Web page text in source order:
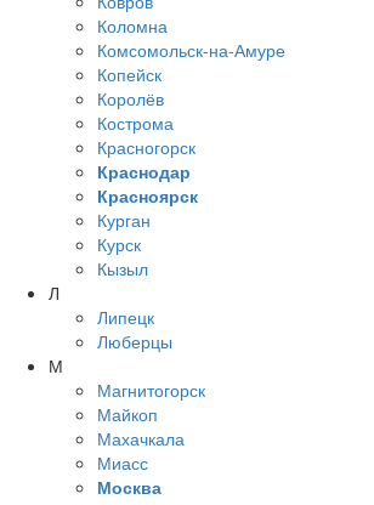
Коломна
Комсомольск-на-Амуре
Копейск
Королёв
Кострома
Красногорск
Краснодар
Красноярск
Курган
Курск
Кызыл
Л
Липецк
Люберцы
М
Магнитогорск
Майкоп
Махачкала
Миасс
Москва